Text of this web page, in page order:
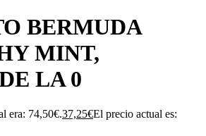
BERMUDA
MINT,
LA 0
era: 74,50€.37,25€El precio actual es: